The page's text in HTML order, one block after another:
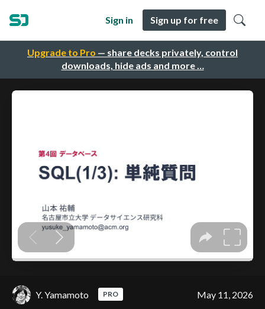
Upgrade to Pro — share decks privately, control
downloads, hide ads and more …
Sign in Sign up for free
Y. Yamamoto PRO May 11, 2026